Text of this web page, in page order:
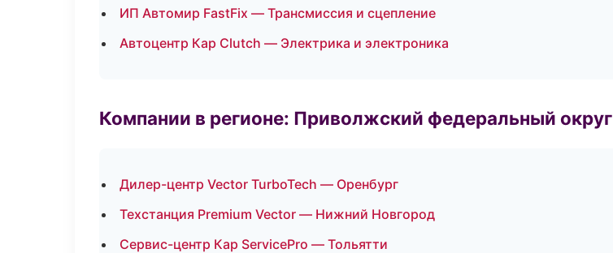
ИП Автомир FastFix — Трансмиссия и сцепление
Автоцентр Кар Clutch — Электрика и электроника
Компании в регионе: Приволжский федеральный округ
Дилер-центр Vector TurboTech — Оренбург
Техстанция Premium Vector — Нижний Новгород
Сервис-центр Кар ServicePro — Тольятти